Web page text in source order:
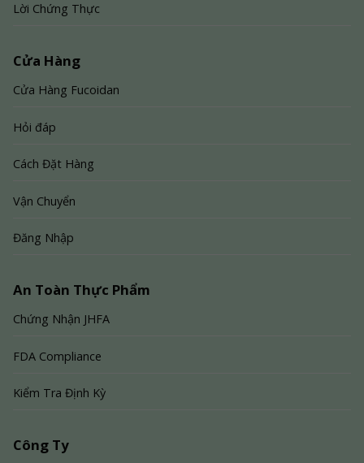
Lời Chứng Thực
Cửa Hàng
Cửa Hàng Fucoidan
Hỏi đáp
Cách Đặt Hàng
Vận Chuyển
Đăng Nhập
An Toàn Thực Phẩm
Chứng Nhận JHFA
FDA Compliance
Kiểm Tra Định Kỳ
Công Ty